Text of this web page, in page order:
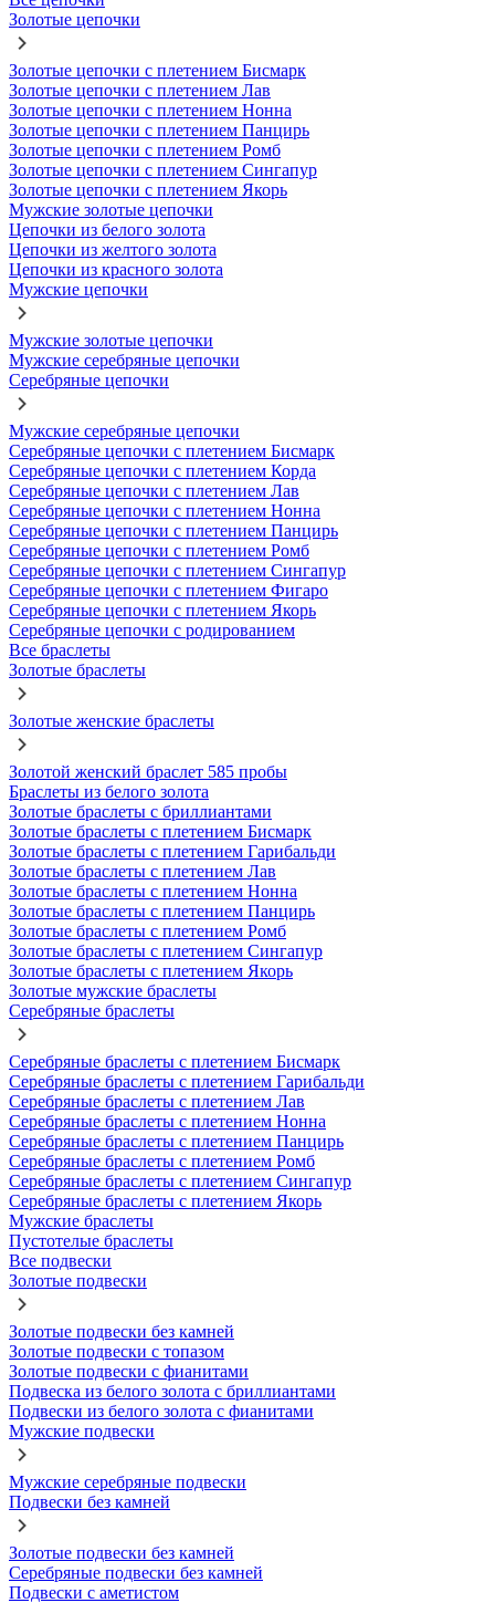
Золотые цепочки
Золотые цепочки с плетением Бисмарк
Золотые цепочки с плетением Лав
Золотые цепочки с плетением Нонна
Золотые цепочки с плетением Панцирь
Золотые цепочки с плетением Ромб
Золотые цепочки с плетением Сингапур
Золотые цепочки с плетением Якорь
Мужские золотые цепочки
Цепочки из белого золота
Цепочки из желтого золота
Цепочки из красного золота
Мужские цепочки
Мужские золотые цепочки
Мужские серебряные цепочки
Серебряные цепочки
Мужские серебряные цепочки
Серебряные цепочки с плетением Бисмарк
Серебряные цепочки с плетением Корда
Серебряные цепочки с плетением Лав
Серебряные цепочки с плетением Нонна
Серебряные цепочки с плетением Панцирь
Серебряные цепочки с плетением Ромб
Серебряные цепочки с плетением Сингапур
Серебряные цепочки с плетением Фигаро
Серебряные цепочки с плетением Якорь
Серебряные цепочки с родированием
Все браслеты
Золотые браслеты
Золотые женские браслеты
Золотой женский браслет 585 пробы
Браслеты из белого золота
Золотые браслеты с бриллиантами
Золотые браслеты с плетением Бисмарк
Золотые браслеты с плетением Гарибальди
Золотые браслеты с плетением Лав
Золотые браслеты с плетением Нонна
Золотые браслеты с плетением Панцирь
Золотые браслеты с плетением Ромб
Золотые браслеты с плетением Сингапур
Золотые браслеты с плетением Якорь
Золотые мужские браслеты
Серебряные браслеты
Серебряные браслеты с плетением Бисмарк
Серебряные браслеты с плетением Гарибальди
Серебряные браслеты с плетением Лав
Серебряные браслеты с плетением Нонна
Серебряные браслеты с плетением Панцирь
Серебряные браслеты с плетением Ромб
Серебряные браслеты с плетением Сингапур
Серебряные браслеты с плетением Якорь
Мужские браслеты
Пустотелые браслеты
Все подвески
Золотые подвески
Золотые подвески без камней
Золотые подвески с топазом
Золотые подвески с фианитами
Подвеска из белого золота с бриллиантами
Подвески из белого золота с фианитами
Мужские подвески
Мужские серебряные подвески
Подвески без камней
Золотые подвески без камней
Серебряные подвески без камней
Подвески с аметистом